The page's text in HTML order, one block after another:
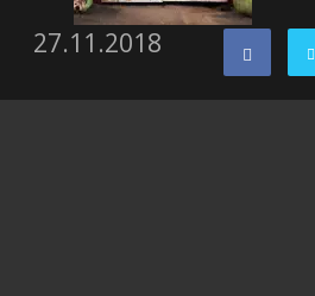
27.11.2018